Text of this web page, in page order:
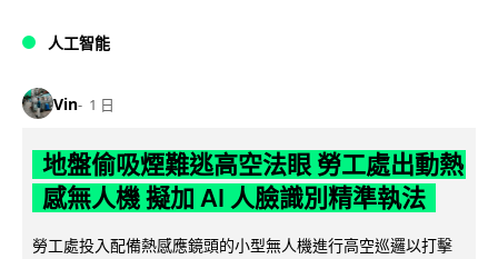
人工智能
Vin 1 日
地盤偷吸煙難逃高空法眼 勞工處出動熱
感無人機 擬加 AI 人臉識別精準執法
勞工處投入配備熱感應鏡頭的小型無人機進行高空巡邏以打擊